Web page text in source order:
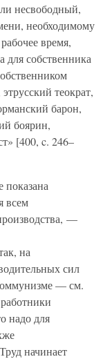
несвободный,
необходимому
время,
для собственника
теократ,
барон,
боярин,
[400, c. 246–
всем
—
на
сил
— см.
надо для
начинает